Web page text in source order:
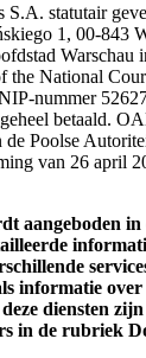
statutair
1, 00-843
Warschau
the National
nummer
betaald.
de Poolse
van 26 april
aangeboden in
informatie over
diensten
in de rubriek